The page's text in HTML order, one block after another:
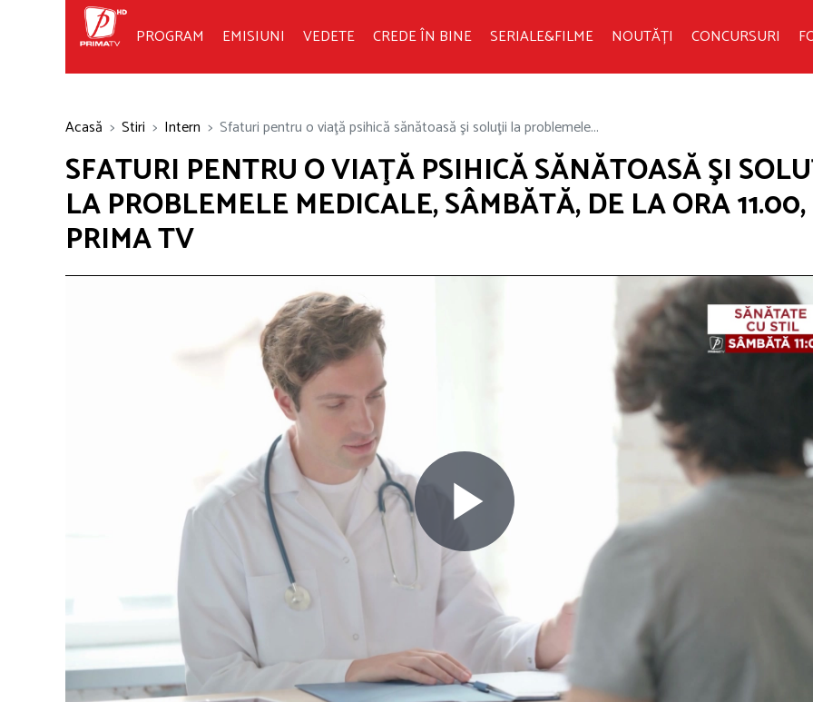
PROGRAM EMISIUNI VEDETE CREDE ÎN BINE SERIALE&FILME NOUTĂȚI CONCURSURI
Acasă Stiri Intern Sfaturi pentru o viaţă psihică sănătoasă şi soluţii la problemele...
SFATURI PENTRU O VIAŢĂ PSIHICĂ SĂNĂTOASĂ ŞI
LA PROBLEMELE MEDICALE, SÂMBĂTĂ, DE LA ORA
PRIMA TV
Play
Video